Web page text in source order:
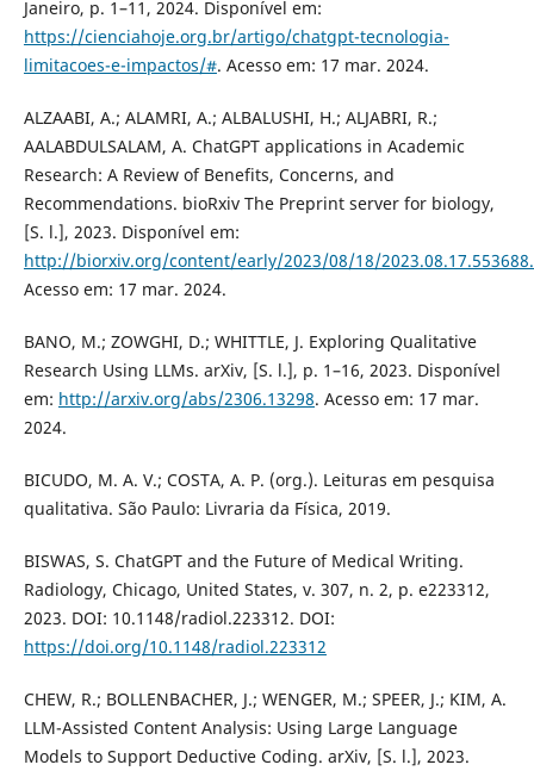
Janeiro, p. 1–11, 2024. Disponível em:
https://cienciahoje.org.br/artigo/chatgpt-tecnologia-
limitacoes-e-impactos/#. Acesso em: 17 mar. 2024.
ALZAABI, A.; ALAMRI, A.; ALBALUSHI, H.; ALJABRI, R.;
AALABDULSALAM, A. ChatGPT applications in Academic
Research: A Review of Benefits, Concerns, and
Recommendations. bioRxiv The Preprint server for biology,
[S. l.], 2023. Disponível em:
http://biorxiv.org/content/early/2023/08/18/
Acesso em: 17 mar. 2024.
BANO, M.; ZOWGHI, D.; WHITTLE, J. Exploring Qualitative
Research Using LLMs. arXiv, [S. l.], p. 1–16, 2023. Disponível
em: http://arxiv.org/abs/2306.13298. Acesso em: 17 mar.
2024.
BICUDO, M. A. V.; COSTA, A. P. (org.). Leituras em pesquisa
qualitativa. São Paulo: Livraria da Física, 2019.
BISWAS, S. ChatGPT and the Future of Medical Writing.
Radiology, Chicago, United States, v. 307, n. 2, p. e223312,
2023. DOI: 10.1148/radiol.223312. DOI:
https://doi.org/10.1148/radiol.223312
CHEW, R.; BOLLENBACHER, J.; WENGER, M.; SPEER, J.; KIM, A.
LLM-Assisted Content Analysis: Using Large Language
Models to Support Deductive Coding. arXiv, [S. l.], 2023.